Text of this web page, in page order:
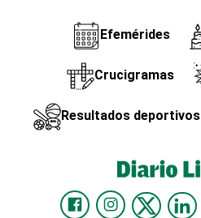
Efemérides
Crucigramas
Resultados deportivos